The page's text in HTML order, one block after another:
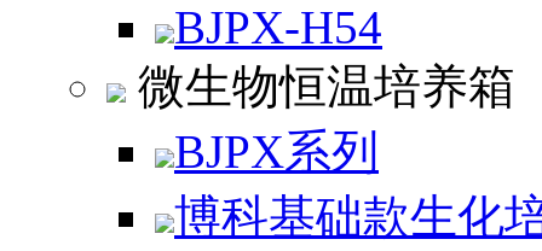
BJPX-H54
微生物恒温培养箱
BJPX系列
博科基础款生化